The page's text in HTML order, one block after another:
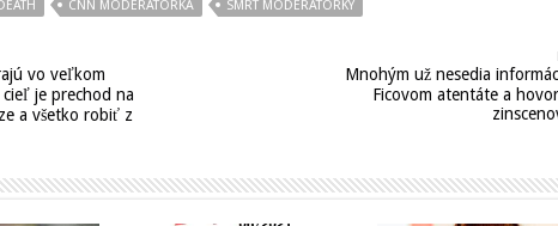
CNN MODERATORKA SMRT MODERATORKY
vo veľkom
je prechod na
a všetko robiť z
Mnohým už nesedia
Ficovom atentáte a